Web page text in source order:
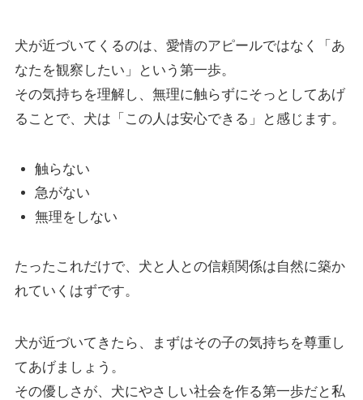
犬が近づいてくるのは、愛情のアピールではなく「あ
なたを観察したい」という第一歩。
その気持ちを理解し、無理に触らずにそっとしてあげ
ることで、犬は「この人は安心できる」と感じます。
触らない
急がない
無理をしない
たったこれだけで、犬と人との信頼関係は自然に築か
れていくはずです。
犬が近づいてきたら、まずはその子の気持ちを尊重し
てあげましょう。
その優しさが、犬にやさしい社会を作る第一歩だと私